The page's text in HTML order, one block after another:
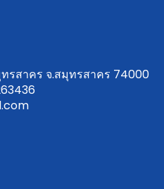
รสาคร จ.สมุทรสาคร 74000